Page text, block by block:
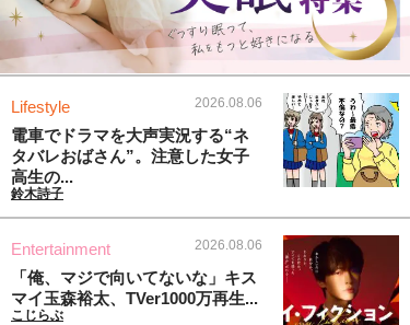
Lifestyle 2026.08.06
電車でドラマを大声実況する“ネ
タバレおばさん”。注意した女子
高生の...
鈴木詩子
Entertainment 2026.08.06
「俺、マジで向いてないな」キス
マイ玉森裕太、TVer1000万再生...
こじらぶ